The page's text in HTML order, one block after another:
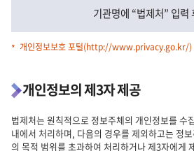
기관명에 “법제처” 입력
개인정보보호 포털(http://www.privacy.go.kr/)
개인정보의 제3자 제공
법제처는 원칙적으로 정보주체의 개인정보를 수
내에서 처리하며, 다음의 경우를 제외하고는 정
의 목적 범위를 초과하여 처리하거나 제3자에게